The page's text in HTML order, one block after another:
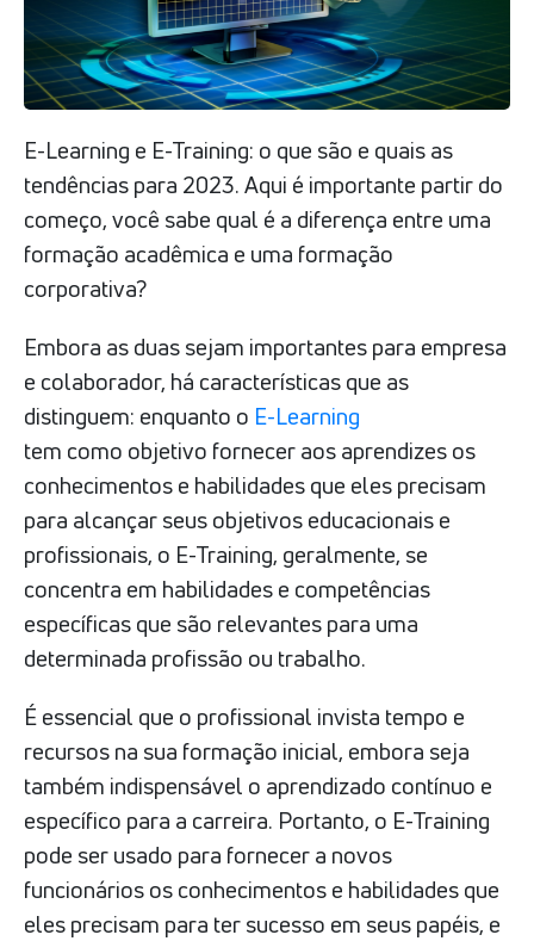
E-Learning e E-Training: o que são e quais as
tendências para 2023. Aqui é importante partir do
começo, você sabe qual é a diferença entre uma
formação acadêmica e uma formação
corporativa?
Embora as duas sejam importantes para empresa
e colaborador, há características que as
distinguem: enquanto o E-Learning
tem como objetivo fornecer aos aprendizes os
conhecimentos e habilidades que eles precisam
para alcançar seus objetivos educacionais e
profissionais, o E-Training, geralmente, se
concentra em habilidades e competências
específicas que são relevantes para uma
determinada profissão ou trabalho.
É essencial que o profissional invista tempo e
recursos na sua formação inicial, embora seja
também indispensável o aprendizado contínuo e
específico para a carreira. Portanto, o E-Training
pode ser usado para fornecer a novos
funcionários os conhecimentos e habilidades que
eles precisam para ter sucesso em seus papéis, e